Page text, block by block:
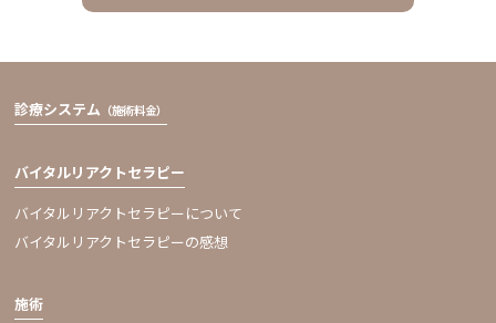
診療システム （施術料金）
バイタルリアクトセラピー
バイタルリアクトセラピーについて
バイタルリアクトセラピーの感想
施術